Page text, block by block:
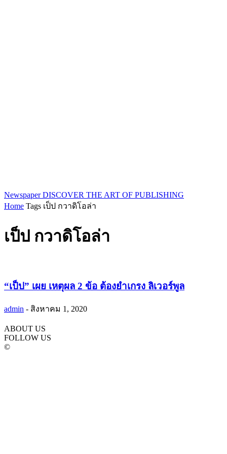
Newspaper DISCOVER THE ART OF PUBLISHING
Home Tags เป็ป กวาดิโอล่า
เป็ป กวาดิโอล่า
“เป็ป” เผย เหตุผล 2 ข้อ ต้องยำเกรง ลิเวอร์พูล
admin - สิงหาคม 1, 2020
ABOUT US
FOLLOW US
©